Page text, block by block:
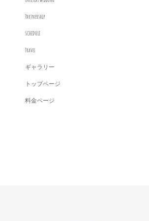
Partnership
SCHEDULE
Travel
ギャラリー
トップページ
料金ページ